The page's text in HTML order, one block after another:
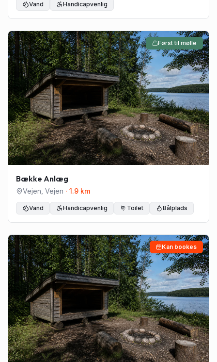
Vand Handicapvenlig
Først til mølle
Bække Anlæg
Vejen Vejen · 1.9 km
Vand Handicapvenlig Toilet Bålplads
Kan bookes